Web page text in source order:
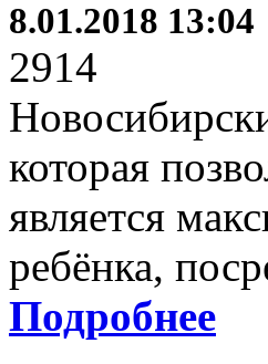
8.01.2018 13:04
2914
которая
является
ребёнка,
Подробнее